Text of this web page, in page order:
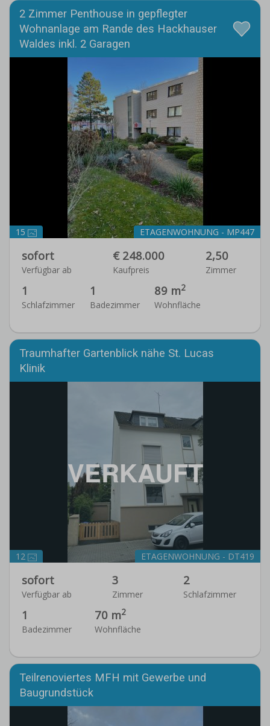
2 Zimmer Penthouse in gepflegter
Wohnanlage am Rande des Hackhauser
Waldes inkl. 2 Garagen
15 ETAGENWOHNUNG - MP447
sofort
Verfügbar ab
€ 248.000
Kaufpreis
2,50
Zimmer
1
Schlafzimmer
1
Badezimmer
89 m2
Wohnfläche
Traumhafter Gartenblick nähe St. Lucas
Klinik
12
VERKAUFT
ETAGENWOHNUNG - DT419
sofort
Verfügbar ab
3
Zimmer
2
Schlafzimmer
1
Badezimmer
70 m2
Wohnfläche
Teilrenoviertes MFH mit Gewerbe und
Baugrundstück